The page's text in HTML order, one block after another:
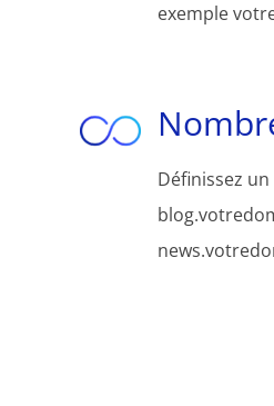
exemple
Définissez